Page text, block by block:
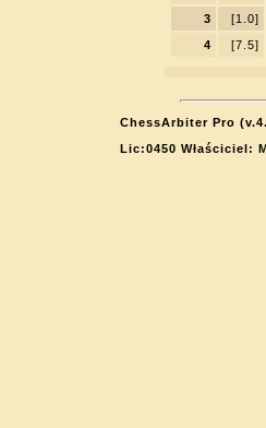
3
[1.0]
4
[7.5]
ChessArbiter Pro
Lic:0450 Właściciel: